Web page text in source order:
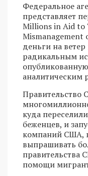
Федеральное
представляет
Millions in Aid to
Mismanagement
деньги на
радикальным
аналитическим
Правительство
куда
беженцев, и
компаний США,
выпрашивать
правительства
помощи